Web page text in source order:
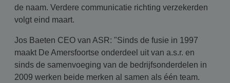
de naam. Verdere communicatie richting verzekerden
volgt eind maart.
Jos Baeten CEO van ASR: "Sinds de fusie in 1997
maakt De Amersfoortse onderdeel uit van a.s.r. en
sinds de samenvoeging van de bedrijfsonderdelen in
2009 werken beide merken al samen als één team.